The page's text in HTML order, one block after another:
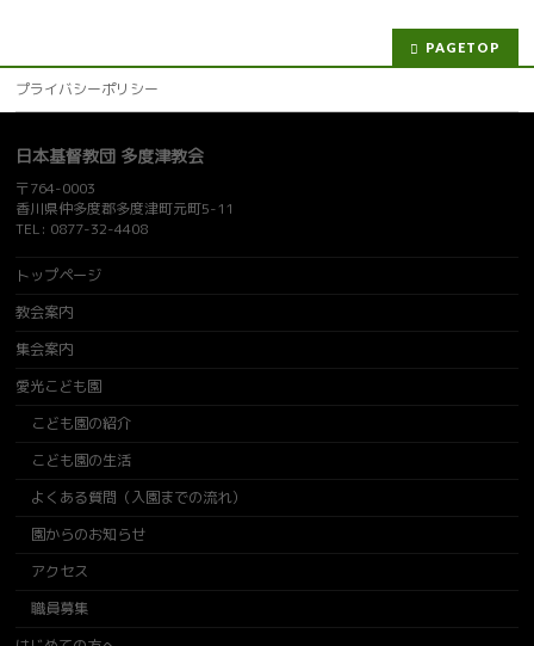
PAGETOP
プライバシーポリシー
日本基督教団 多度津教会
〒764-0003
香川県仲多度郡多度津町元町5-11
TEL: 0877-32-4408
トップページ
教会案内
集会案内
愛光こども園
こども園の紹介
こども園の生活
よくある質問（入園までの流れ）
園からのお知らせ
アクセス
職員募集